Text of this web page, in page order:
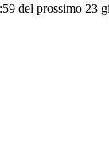
del prossimo 23